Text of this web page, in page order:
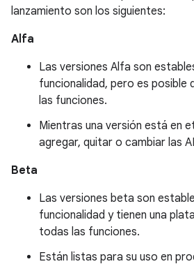
lanzamiento son los siguientes:
Alfa
Las versiones Alfa son
funcionalidad, pero es posible
las funciones.
Mientras una versión está en
agregar, quitar o cambiar las
Beta
Las versiones beta son
funcionalidad y tienen una
todas las funciones.
Están listas para su uso en